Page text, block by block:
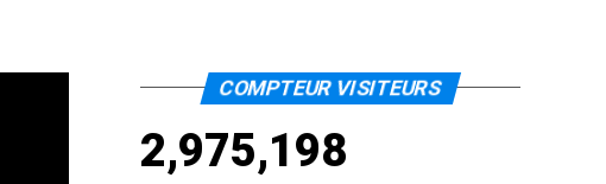
COMPTEUR VISITEURS
2,975,198